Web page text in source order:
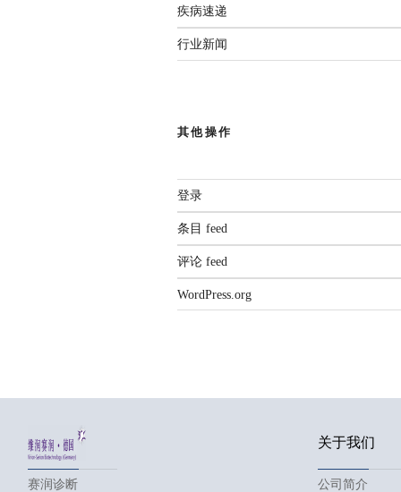
疾病速递
行业新闻
其他操作
登录
条目 feed
评论 feed
WordPress.org
赛润诊断
关于我们
公司简介